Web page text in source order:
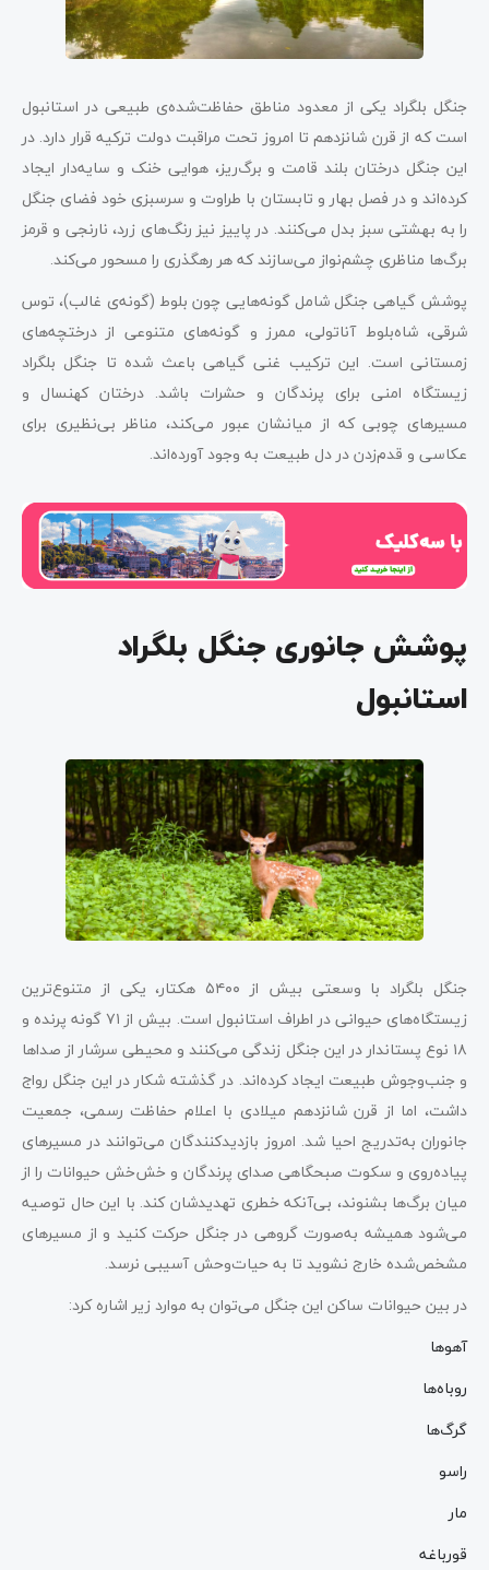
جنگل بلگراد یکی از معدود مناطق حفاظت‌شده‌ی طبیعی در استانبول
است که از قرن شانزدهم تا امروز تحت مراقبت دولت ترکیه قرار دارد. در
این جنگل درختان بلند قامت و برگ‌ریز، هوایی خنک و سایه‌دار ایجاد
کرده‌اند و در فصل بهار و تابستان با طراوت و سرسبزی خود فضای جنگل
را به بهشتی سبز بدل می‌کنند. در پاییز نیز رنگ‌های زرد، نارنجی و قرمز
برگ‌ها مناظری چشم‌نواز می‌سازند که هر رهگذری را مسحور می‌کند.
پوشش گیاهی جنگل شامل گونه‌هایی چون بلوط (گونه‌ی غالب)، توس
شرقی، شاه‌بلوط آناتولی، ممرز و گونه‌های متنوعی از درختچه‌های
زمستانی است. این ترکیب غنی گیاهی باعث شده تا جنگل بلگراد
زیستگاه امنی برای پرندگان و حشرات باشد. درختان کهنسال و
مسیرهای چوبی که از میانشان عبور می‌کند، مناظر بی‌نظیری برای
عکاسی و قدم‌زدن در دل طبیعت به وجود آورده‌اند.
پوشش جانوری جنگل بلگراد
استانبول
جنگل بلگراد با وسعتی بیش از ۵۴۰۰ هکتار، یکی از متنوع‌ترین
زیستگاه‌های حیوانی در اطراف استانبول است. بیش از ۷۱ گونه پرنده و
۱۸ نوع پستاندار در این جنگل زندگی می‌کنند و محیطی سرشار از صداها
و جنب‌وجوش طبیعت ایجاد کرده‌اند. در گذشته شکار در این جنگل رواج
داشت، اما از قرن شانزدهم میلادی با اعلام حفاظت رسمی، جمعیت
جانوران به‌تدریج احیا شد. امروز بازدیدکنندگان می‌توانند در مسیرهای
پیاده‌روی و سکوت صبحگاهی صدای پرندگان و خش‌خش حیوانات را از
میان برگ‌ها بشنوند، بی‌آنکه خطری تهدیدشان کند. با این حال توصیه
می‌شود همیشه به‌صورت گروهی در جنگل حرکت کنید و از مسیرهای
مشخص‌شده خارج نشوید تا به حیات‌وحش آسیبی نرسد.
در بین حیوانات ساکن این جنگل می‌توان به موارد زیر اشاره کرد:
آهوها
روباه‌ها
گرگ‌ها
راسو
مار
قورباغه